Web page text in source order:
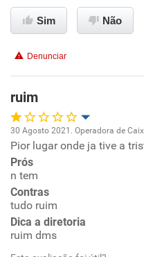
Ambiente de trabalho
Benefícios
Não recomenda esta
Sim Não
Denunciar
ruim
Oportunidade de promoção
Ambiente de trabalho
Conciliação com a vida
30 Agosto 2021. Operadora de
Pior lugar onde ja tive a
Prós
n tem
Contras
tudo ruim
Dica a diretoria
ruim dms